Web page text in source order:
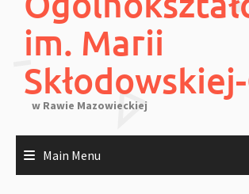
im. Marii
w Rawie Mazowieckiej
Main Menu